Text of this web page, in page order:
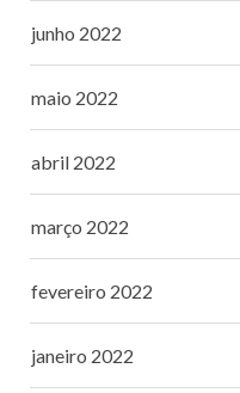
junho 2022
maio 2022
abril 2022
março 2022
fevereiro 2022
janeiro 2022